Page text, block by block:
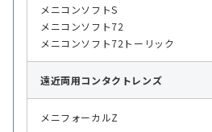
メニコンソフトS
メニコンソフト72
メニコンソフト72トーリック
遠近両用コンタクトレンズ
メニフォーカルZ